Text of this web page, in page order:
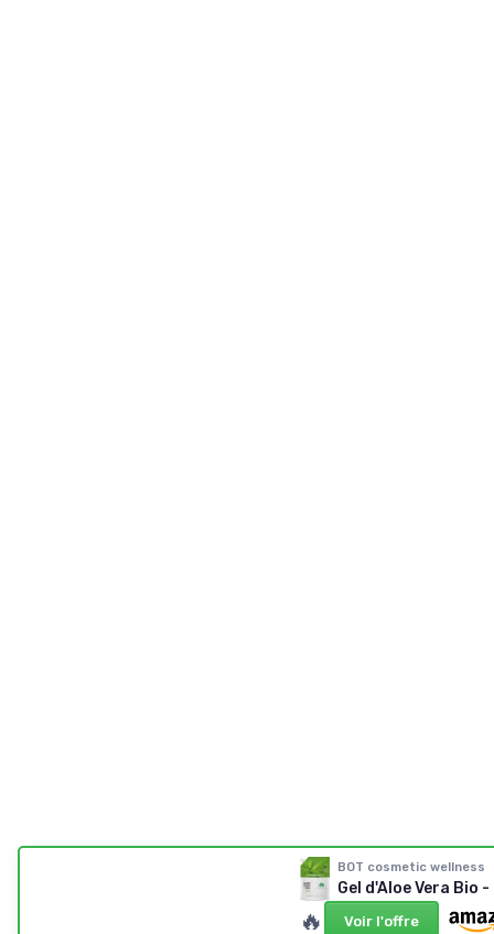
BOT cosmetic wellness
Gel d'Aloe Vera Bio
🔥 Voir l'offre